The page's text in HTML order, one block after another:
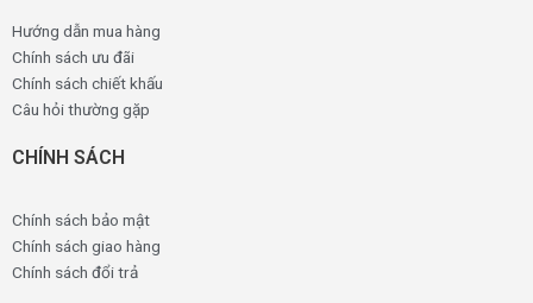
Hướng dẫn mua hàng
Chính sách ưu đãi
Chính sách chiết khấu
Câu hỏi thường gặp
CHÍNH SÁCH
Chính sách bảo mật
Chính sách giao hàng
Chính sách đổi trả